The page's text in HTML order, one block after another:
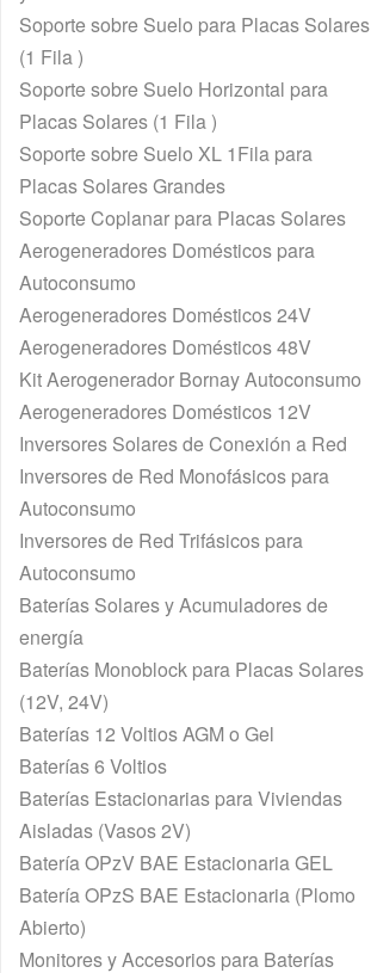
Soporte sobre Suelo para Placas Solares
(1 Fila )
Soporte sobre Suelo Horizontal para
Placas Solares (1 Fila )
Soporte sobre Suelo XL 1Fila para
Placas Solares Grandes
Soporte Coplanar para Placas Solares
Aerogeneradores Domésticos para
Autoconsumo
Aerogeneradores Domésticos 24V
Aerogeneradores Domésticos 48V
Kit Aerogenerador Bornay Autoconsumo
Aerogeneradores Domésticos 12V
Inversores Solares de Conexión a Red
Inversores de Red Monofásicos para
Autoconsumo
Inversores de Red Trifásicos para
Autoconsumo
Baterías Solares y Acumuladores de
energía
Baterías Monoblock para Placas Solares
(12V, 24V)
Baterías 12 Voltios AGM o Gel
Baterías 6 Voltios
Baterías Estacionarias para Viviendas
Aisladas (Vasos 2V)
Batería OPzV BAE Estacionaria GEL
Batería OPzS BAE Estacionaria (Plomo
Abierto)
Monitores y Accesorios para Baterías